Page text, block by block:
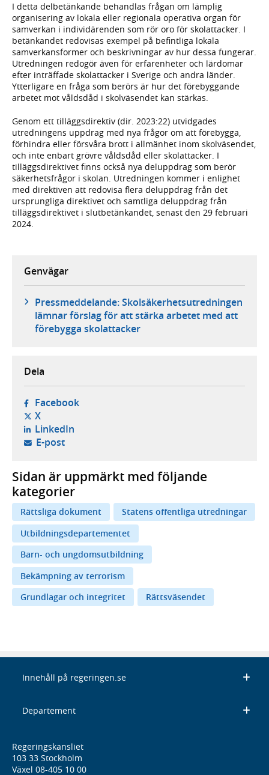
I detta delbetänkande behandlas frågan om lämplig
organisering av lokala eller regionala operativa organ för
samverkan i individärenden som rör oro för skolattacker. I
betänkandet redovisas exempel på befintliga lokala
samverkansformer och beskrivningar av hur dessa fungerar.
Utredningen redogör även för erfarenheter och lärdomar
efter inträffade skolattacker i Sverige och andra länder.
Ytterligare en fråga som berörs är hur det förebyggande
arbetet mot våldsdåd i skolväsendet kan stärkas.
Genom ett tilläggsdirektiv (dir. 2023:22) utvidgades
utredningens uppdrag med nya frågor om att förebygga,
förhindra eller försvåra brott i allmänhet inom skolväsendet,
och inte enbart grövre våldsdåd eller skolattacker. I
tilläggsdirektivet finns också nya deluppdrag som berör
säkerhetsfrågor i skolan. Utredningen kommer i enlighet
med direktiven att redovisa flera deluppdrag från det
ursprungliga direktivet och samtliga deluppdrag från
tilläggsdirektivet i slutbetänkandet, senast den 29 februari
2024.
Genvägar
Pressmeddelande: Skolsäkerhetsutredningen
lämnar förslag för att stärka arbetet med att
förebygga skolattacker
Dela
Facebook- öppnas i ny flik, extern webbplats,
X- öppnas i ny flik, extern webbplats,
LinkedIn- öppnas i ny flik, extern webbplats,
E-post- öppnar din e-postklient,
Sidan är uppmärkt med följande
kategorier
Rättsliga dokument
Statens offentliga utredningar
Utbildningsdepartementet
Barn- och ungdomsutbildning
Bekämpning av terrorism
Grundlagar och integritet
Rättsväsendet
Innehåll på regeringen.se
Departement
Regeringskansliet
103 33 Stockholm
Växel 08-405 10 00